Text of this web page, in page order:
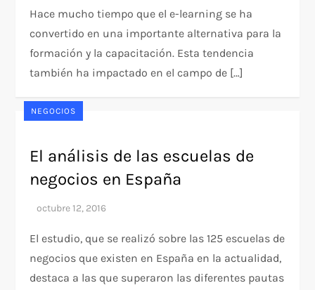
Hace mucho tiempo que el e-learning se ha
convertido en una importante alternativa para la
formación y la capacitación. Esta tendencia
también ha impactado en el campo de […]
NEGOCIOS
El análisis de las escuelas de
negocios en España
El estudio, que se realizó sobre las 125 escuelas de
negocios que existen en España en la actualidad,
destaca a las que superaron las diferentes pautas